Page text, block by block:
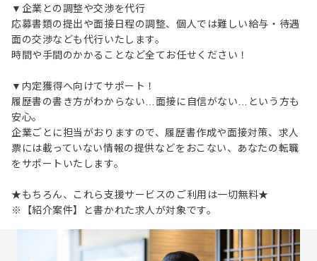
▼企業との調整や交渉を代行
応募書類の提出や面接日程の調整、個人では難しい給与・待遇
面の交渉なども代行いたします。
時間や手間のかかることなど全てお任せください！
▼内定獲得へ向けてサポート！
履歴書の書き方がわからない…面接に自信がない…という方も
安心。
企業ごとに担当がおりますので、履歴書作成や面接対策、求人
票には載っていない情報の提供などをおこない、あなたの転職
をサポートいたします。
★もちろん、これら支援サービスのご利用は一切無料★
※【紹介案件】と書かれた求人が対象です。